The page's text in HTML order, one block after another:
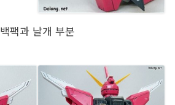
백팩과 날개 부분